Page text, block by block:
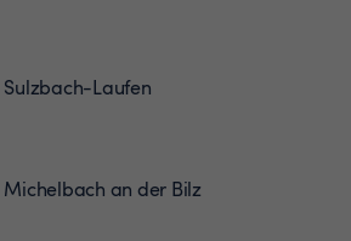
Sulzbach-Laufen
Michelbach an der Bilz